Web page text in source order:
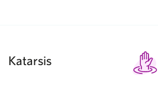
Katarsis